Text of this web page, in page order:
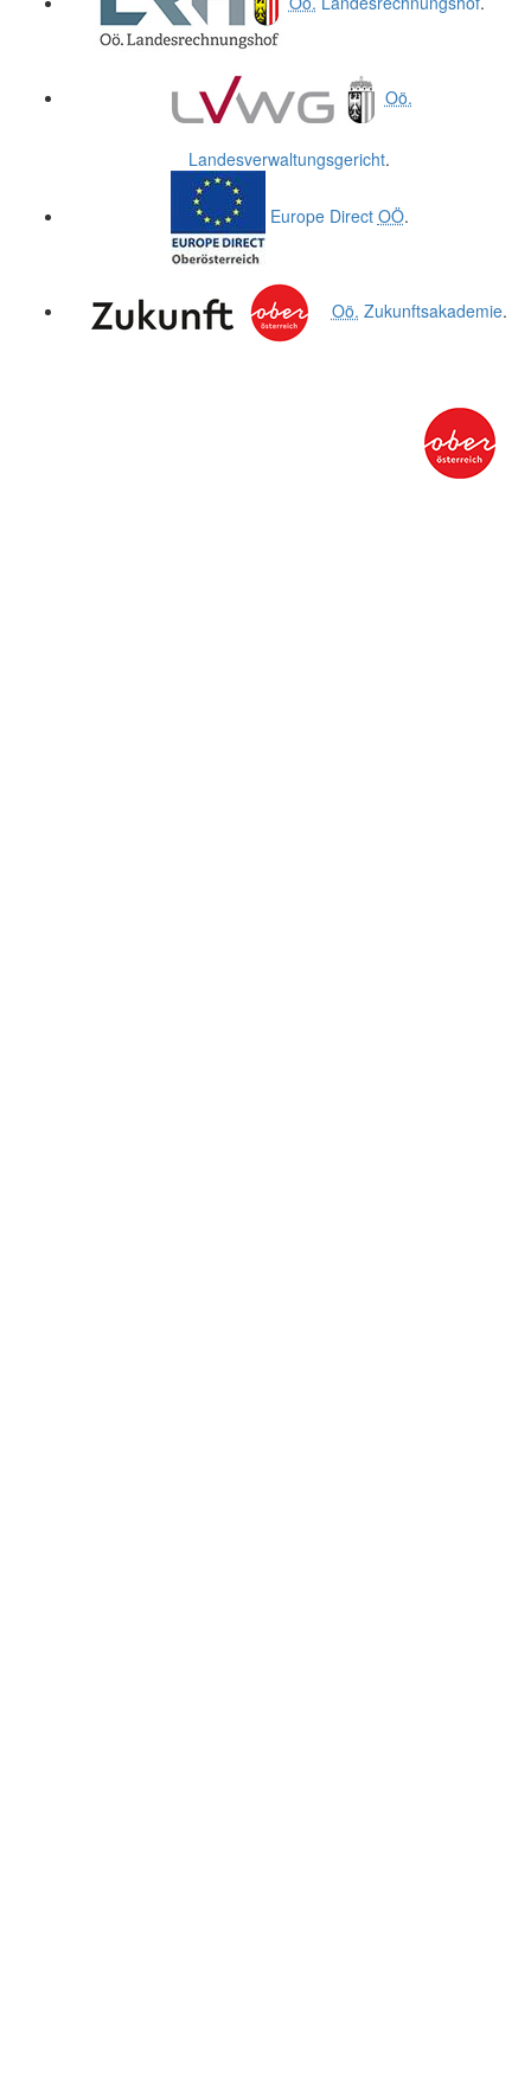
Oö.
Landesverwaltungsgericht.
Europe Direct OÖ.
Oö. Zukunftsakademie.